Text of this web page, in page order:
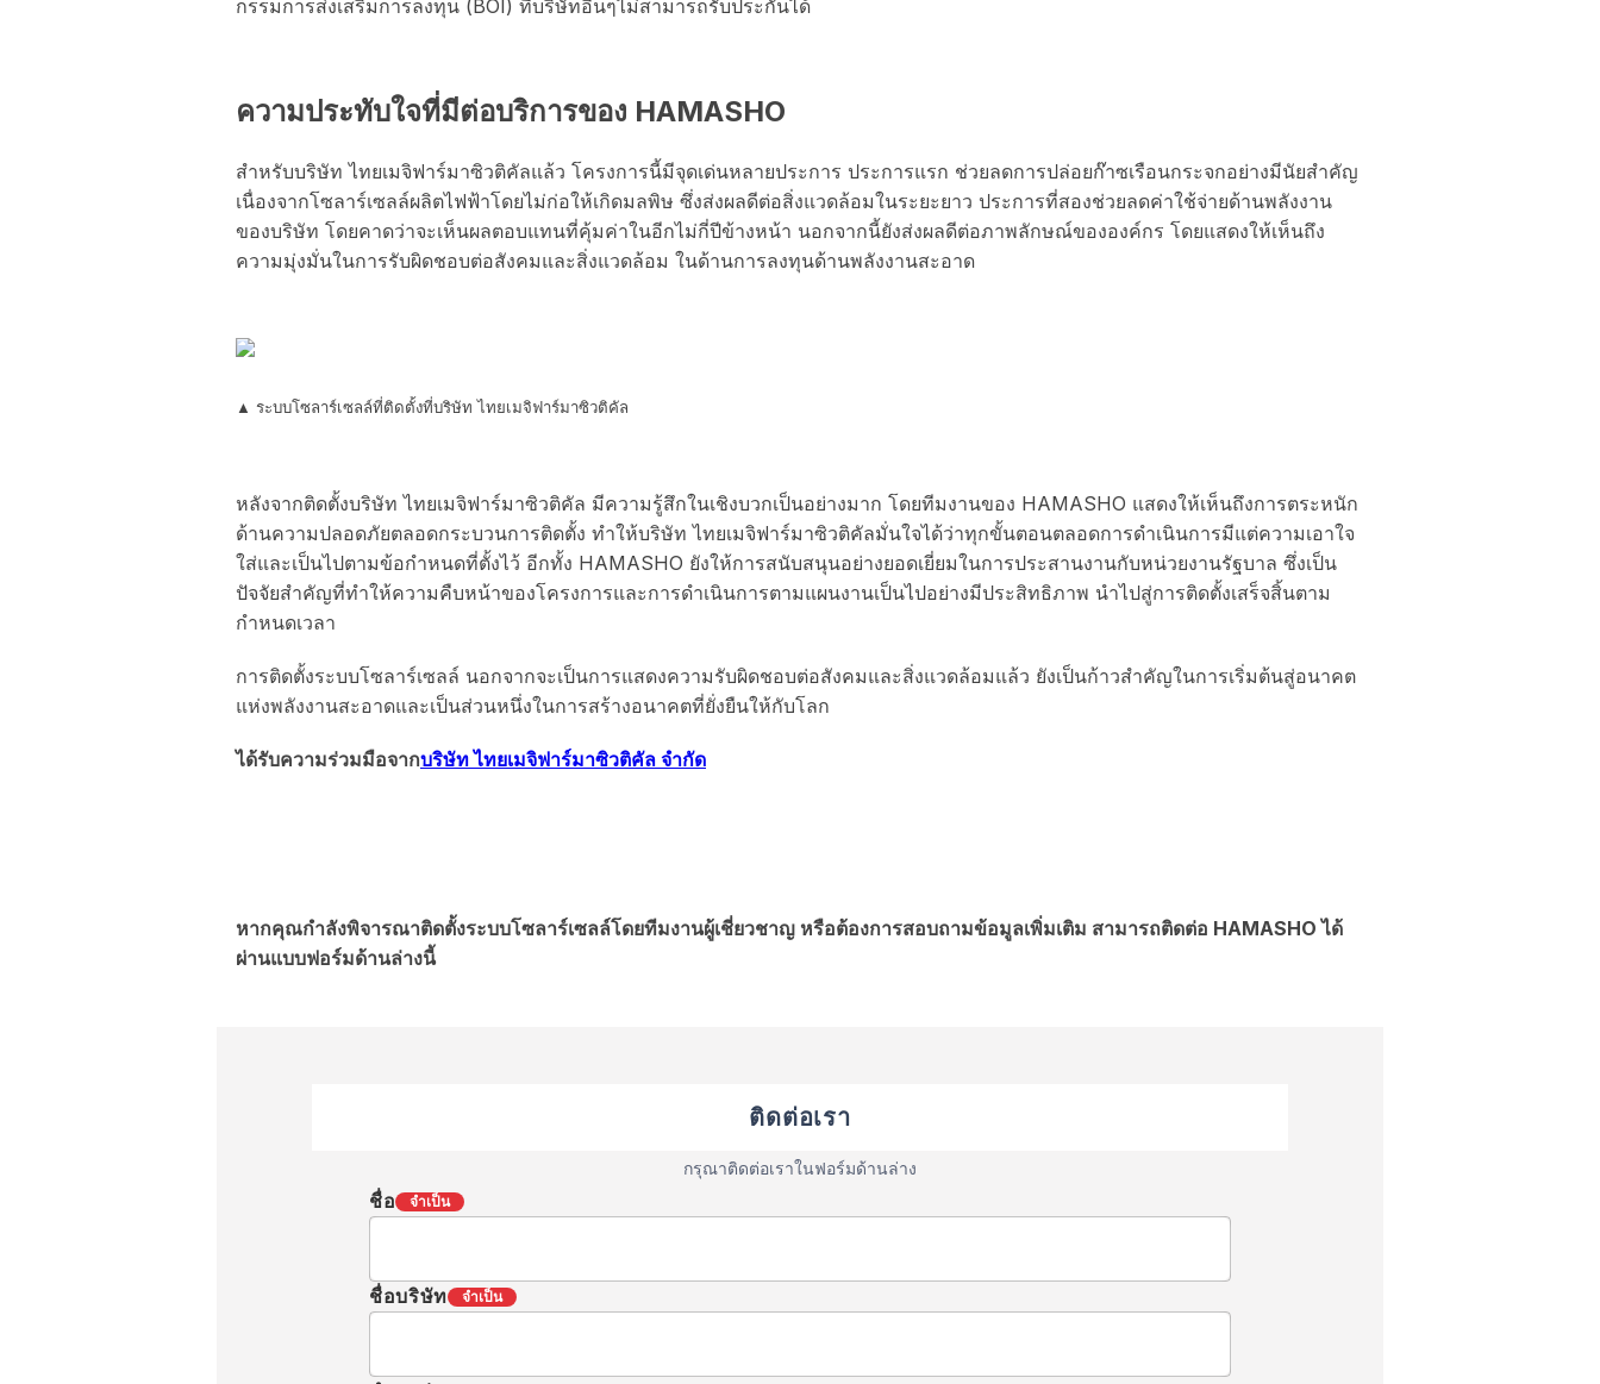
กรรมการส่งเสริมการลงทุน (BOI) ที่บริษัทอื่นๆไม่สามารถรับประกันได้
ความประทับใจที่มีต่อบริการของ HAMASHO
สำหรับบริษัท ไทยเมจิฟาร์มาซิวติคัลแล้ว โครงการนี้มีจุดเด่นหลายประการ ประการแรก ช่วยลดการปล่อยก๊าซเรือนกระจกอย่างมีนัยสำคัญ
เนื่องจากโซลาร์เซลล์ผลิตไฟฟ้าโดยไม่ก่อให้เกิดมลพิษ ซึ่งส่งผลดีต่อสิ่งแวดล้อมในระยะยาว ประการที่สองช่วยลดค่าใช้จ่ายด้านพลังงาน
ของบริษัท โดยคาดว่าจะเห็นผลตอบแทนที่คุ้มค่าในอีกไม่กี่ปีข้างหน้า นอกจากนี้ยังส่งผลดีต่อภาพลักษณ์ขององค์กร โดยแสดงให้เห็นถึง
ความมุ่งมั่นในการรับผิดชอบต่อสังคมและสิ่งแวดล้อม ในด้านการลงทุนด้านพลังงานสะอาด
▲ ระบบโซลาร์เซลล์ที่ติดตั้งที่บริษัท ไทยเมจิฟาร์มาซิวติคัล
หลังจากติดตั้งบริษัท ไทยเมจิฟาร์มาซิวติคัล มีความรู้สึกในเชิงบวกเป็นอย่างมาก โดยทีมงานของ HAMASHO แสดงให้เห็นถึงการตระหนัก
ด้านความปลอดภัยตลอดกระบวนการติดตั้ง ทำให้บริษัท ไทยเมจิฟาร์มาซิวติคัลมั่นใจได้ว่าทุกขั้นตอนตลอดการดำเนินการมีแต่ความเอาใจ
ใส่และเป็นไปตามข้อกำหนดที่ตั้งไว้ อีกทั้ง HAMASHO ยังให้การสนับสนุนอย่างยอดเยี่ยมในการประสานงานกับหน่วยงานรัฐบาล ซึ่งเป็น
ปัจจัยสำคัญที่ทำให้ความคืบหน้าของโครงการและการดำเนินการตามแผนงานเป็นไปอย่างมีประสิทธิภาพ นำไปสู่การติดตั้งเสร็จสิ้นตาม
กำหนดเวลา
การติดตั้งระบบโซลาร์เซลล์ นอกจากจะเป็นการแสดงความรับผิดชอบต่อสังคมและสิ่งแวดล้อมแล้ว ยังเป็นก้าวสำคัญในการเริ่มต้นสู่อนาคต
แห่งพลังงานสะอาดและเป็นส่วนหนึ่งในการสร้างอนาคตที่ยั่งยืนให้กับโลก
ได้รับความร่วมมือจากบริษัท ไทยเมจิฟาร์มาซิวติคัล จำกัด
หากคุณกำลังพิจารณาติดตั้งระบบโซลาร์เซลล์โดยทีมงานผู้เชี่ยวชาญ หรือต้องการสอบถามข้อมูลเพิ่มเติม สามารถติดต่อ HAMASHO ได้
ผ่านแบบฟอร์มด้านล่างนี้
ติดต่อเรา
กรุณาติดต่อเราในฟอร์มด้านล่าง
ชื่อ จำเป็น
ชื่อบริษัท จำเป็น